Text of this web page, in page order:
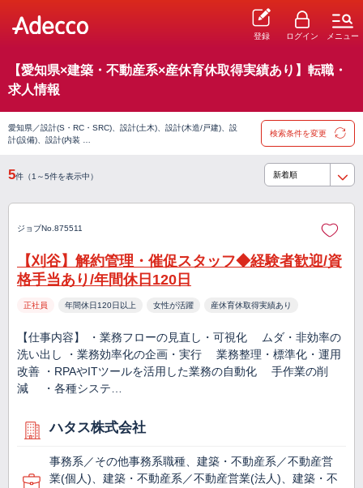
登録 ログイン メニュー
【愛知県×建築・不動産系×産休育休取得実績あり】転職・
求人情報
愛知県／設計(S・RC・SRC)、設計(土木)、設計(木造/戸建)、設
計(設備)、設計(内装 …
検索条件を変更
5件（1～5件を表示中）
ジョブNo.875511
【刈谷】解約管理・催促スタッフ◆経験者歓迎/資
格手当あり/年間休日120日
正社員 年間休日120日以上 女性が活躍 産休育休取得実績あり
【仕事内容】 ・業務フローの見直し・可視化 ムダ・非効率の
洗い出し ・業務効率化の企画・実行 業務整理・標準化・運用
改善 ・RPAやITツールを活用した業務の自動化 手作業の削
減 ・各種システ…
ハタス株式会社
事務系／その他事務系職種、建築・不動産系／不動産営
業(個人)、建築・不動産系／不動産営業(法人)、建築・不